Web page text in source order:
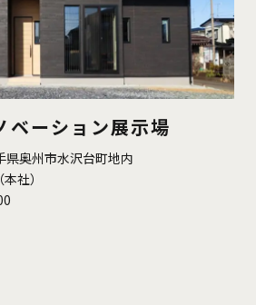
ベーション展示場
奥州市水沢台町地内
社）